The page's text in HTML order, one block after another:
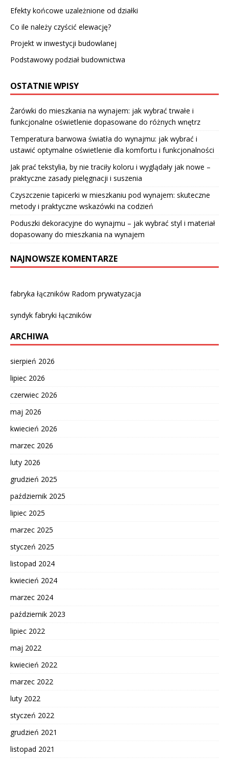
Efekty końcowe uzależnione od działki
Co ile należy czyścić elewację?
Projekt w inwestycji budowlanej
Podstawowy podział budownictwa
OSTATNIE WPISY
Żarówki do mieszkania na wynajem: jak wybrać trwałe i
funkcjonalne oświetlenie dopasowane do różnych wnętrz
Temperatura barwowa światła do wynajmu: jak wybrać i
ustawić optymalne oświetlenie dla komfortu i funkcjonalności
Jak prać tekstylia, by nie traciły koloru i wyglądały jak nowe –
praktyczne zasady pielęgnacji i suszenia
Czyszczenie tapicerki w mieszkaniu pod wynajem: skuteczne
metody i praktyczne wskazówki na codzień
Poduszki dekoracyjne do wynajmu – jak wybrać styl i materiał
dopasowany do mieszkania na wynajem
NAJNOWSZE KOMENTARZE
fabryka łączników Radom prywatyzacja
syndyk fabryki łączników
ARCHIWA
sierpień 2026
lipiec 2026
czerwiec 2026
maj 2026
kwiecień 2026
marzec 2026
luty 2026
grudzień 2025
październik 2025
lipiec 2025
marzec 2025
styczeń 2025
listopad 2024
kwiecień 2024
marzec 2024
październik 2023
lipiec 2022
maj 2022
kwiecień 2022
marzec 2022
luty 2022
styczeń 2022
grudzień 2021
listopad 2021